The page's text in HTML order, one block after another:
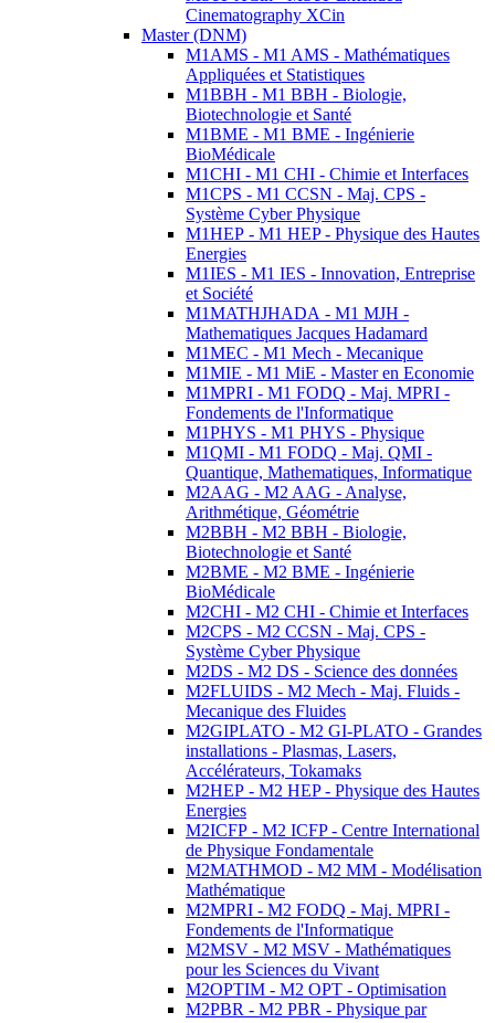
Cinematography XCin
Master (DNM)
M1AMS - M1 AMS - Mathématiques
Appliquées et Statistiques
M1BBH - M1 BBH - Biologie,
Biotechnologie et Santé
M1BME - M1 BME - Ingénierie
BioMédicale
M1CHI - M1 CHI - Chimie et Interfaces
M1CPS - M1 CCSN - Maj. CPS -
Système Cyber Physique
M1HEP - M1 HEP - Physique des Hautes
Energies
M1IES - M1 IES - Innovation, Entreprise
et Société
M1MATHJHADA - M1 MJH -
Mathematiques Jacques Hadamard
M1MEC - M1 Mech - Mecanique
M1MIE - M1 MiE - Master en Economie
M1MPRI - M1 FODQ - Maj. MPRI -
Fondements de l'Informatique
M1PHYS - M1 PHYS - Physique
M1QMI - M1 FODQ - Maj. QMI -
Quantique, Mathematiques, Informatique
M2AAG - M2 AAG - Analyse,
Arithmétique, Géométrie
M2BBH - M2 BBH - Biologie,
Biotechnologie et Santé
M2BME - M2 BME - Ingénierie
BioMédicale
M2CHI - M2 CHI - Chimie et Interfaces
M2CPS - M2 CCSN - Maj. CPS -
Système Cyber Physique
M2DS - M2 DS - Science des données
M2FLUIDS - M2 Mech - Maj. Fluids -
Mecanique des Fluides
M2GIPLATO - M2 GI-PLATO - Grandes
installations - Plasmas, Lasers,
Accélérateurs, Tokamaks
M2HEP - M2 HEP - Physique des Hautes
Energies
M2ICFP - M2 ICFP - Centre International
de Physique Fondamentale
M2MATHMOD - M2 MM - Modélisation
Mathématique
M2MPRI - M2 FODQ - Maj. MPRI -
Fondements de l'Informatique
M2MSV - M2 MSV - Mathématiques
pour les Sciences du Vivant
M2OPTIM - M2 OPT - Optimisation
M2PBR - M2 PBR - Physique par